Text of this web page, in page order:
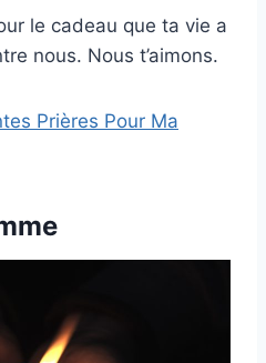
le cadeau que ta vie a
nous. Nous t’aimons.
Prières Pour Ma